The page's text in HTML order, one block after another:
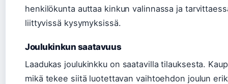
henkilökunta auttaa kinkun valinnassa ja
liittyvissä kysymyksissä.
Joulukinkun saatavuus
Laadukas joulukinkku on saatavilla tilauksesta.
mikä tekee siitä luotettavan vaihtoehdon joulun